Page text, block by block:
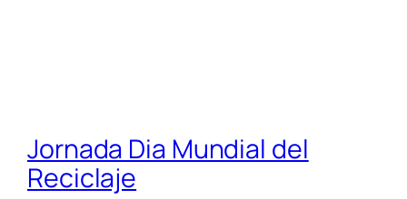
Jornada Dia Mundial del
Reciclaje